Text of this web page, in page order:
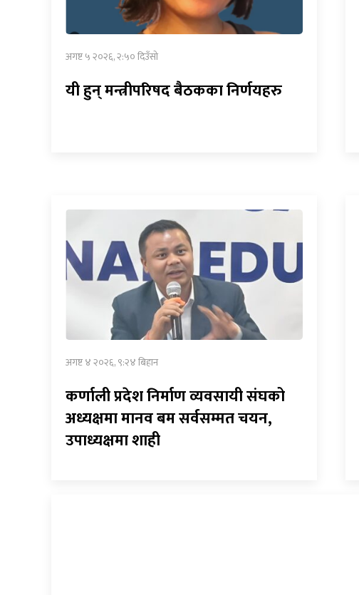
अगष्ट ५ २०२६, २:५० दिउँसो
यी हुन् मन्त्रीपरिषद बैठकका निर्णयहरु
अगष्ट ४ २०२६, ९:२४ बिहान
कर्णाली प्रदेश निर्माण व्यवसायी संघको
अध्यक्षमा मानव बम सर्वसम्मत चयन,
उपाध्यक्षमा शाही